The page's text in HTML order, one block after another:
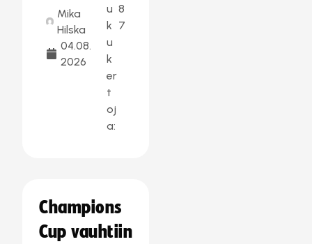
Mika
Hilska
04.08.
2026
u
k
u
k
er
t
oj
a:
8
7
Champions
Cup vauhtiin